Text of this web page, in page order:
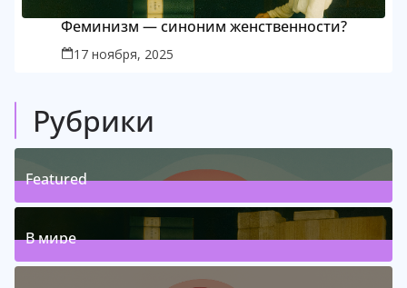
Феминизм — синоним женственности?
17 ноября, 2025
Рубрики
Featured
(1Posts )
В мире
(1Posts )